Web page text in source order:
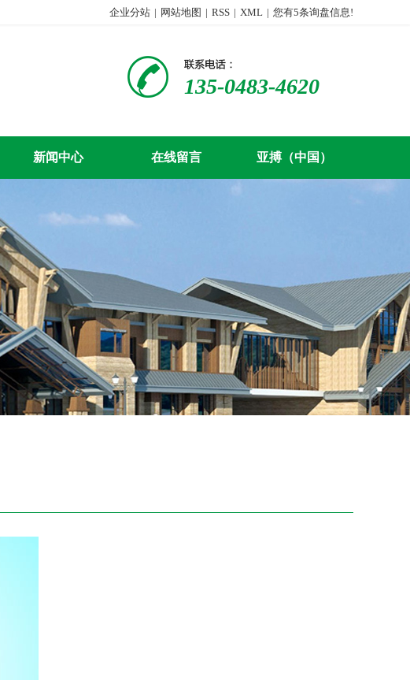
企业分站 | 网站地图 | RSS | XML | 您有5条询盘信息!
135-0483-4620
新闻中心 在线留言 亚搏（中国）